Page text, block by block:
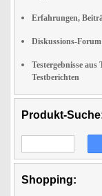
Erfahrungen,
Diskussions-Forum
Testergebnisse aus
Testberichten
Produkt-
Shopping: